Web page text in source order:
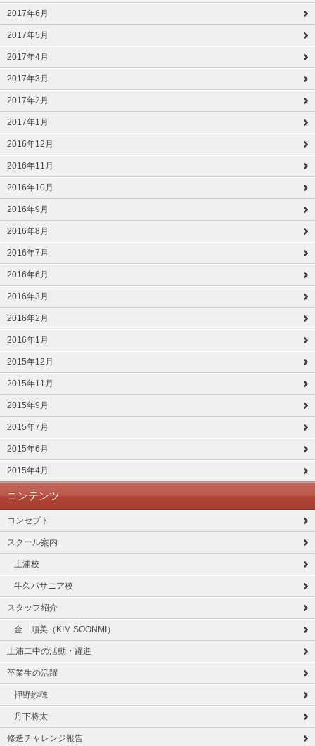
2017年6月
2017年5月
2017年4月
2017年3月
2017年2月
2017年1月
2016年12月
2016年11月
2016年10月
2016年9月
2016年8月
2016年7月
2016年6月
2016年3月
2016年2月
2016年1月
2015年12月
2015年11月
2015年9月
2015年7月
2015年6月
2015年4月
コンテンツ
コンセプト
スクール案内
土浦校
牛久パサニア校
スタッフ紹介
金 順美（KIM SOONMI）
土浦二中の活動・躍進
卒業生の活躍
押野紗穂
丹下将太
修造チャレンジ報告